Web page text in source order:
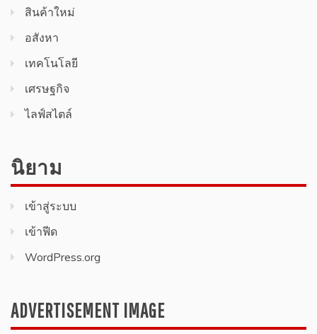
สินค้า​ใหม่​
อสังหา
เทคโนโลยี
เศรษฐกิจ
ไลฟ์สไตล์
นิยาม
เข้าสู่ระบบ
เข้าฟีด
WordPress.org
ADVERTISEMENT IMAGE